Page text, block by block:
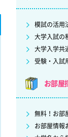
模試の活用
大学入試の
大学入学共
受験・入試
お部屋
無料！お部
お部屋情報